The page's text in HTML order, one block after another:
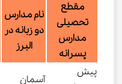
مقطع
تحصیلی
مدارس
پسرانه
نام مدارس
دو زبانه در
البرز
پیش
آسمان